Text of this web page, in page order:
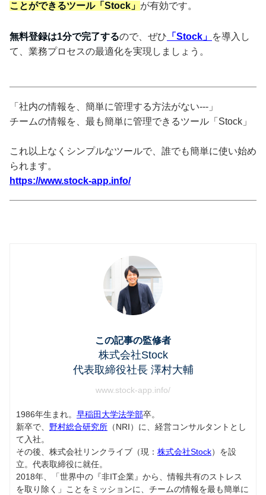
ことができるツール「Stock」 が有効です。
無料登録は1分で完了するので、ぜひ 「Stock」 を導入し
て、業務プロセスの最適化を実現しましょう。
「社内の情報を、簡単に管理する方法がない---」
チームの情報を、最も簡単に管理できるツール「Stock」
これ以上なくシンプルなツールで、誰でも簡単に使い始め
られます。
https://www.stock-app.info/
この記事の監修者
株式会社Stock
代表取締役社長 澤村大輔
www.stock-app.info/
1986年生まれ。 早稲田大学法学部卒。
新卒で、 野村総合研究所 （NRI）に、経営コンサルタントとし
て入社。
その後、株式会社リンクライブ（現： 株式会社Stock）を設
立。代表取締役に就任。
2018年、「世界中の『非IT企業』から、情報共有のストレス
を取り除く」ことをミッションに、チームの情報を最も簡単に